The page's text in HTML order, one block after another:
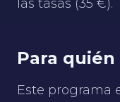
las tasas (35 €).
Para quién
Este programa